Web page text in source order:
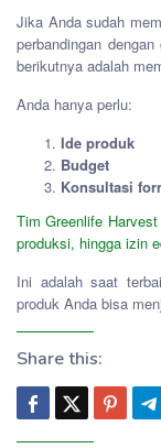
Jika Anda sudah
perbandingan
berikutnya adalah
Anda hanya perlu:
Ide produk
Budget
Konsultasi
Tim Greenlife
produksi, hingga izin
Ini adalah saat
produk Anda bisa
Share this: